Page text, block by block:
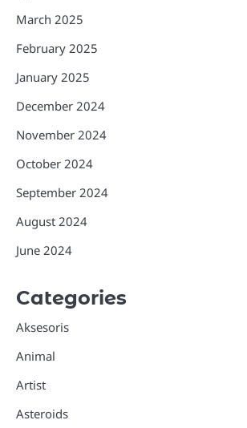
March 2025
February 2025
January 2025
December 2024
November 2024
October 2024
September 2024
August 2024
June 2024
Categories
Aksesoris
Animal
Artist
Asteroids